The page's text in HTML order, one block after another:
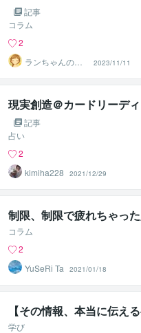
記事
コラム
2
ランちゃんのマ
マ
2023/11/11
現実創造＠カードリーデ
記事
占い
2
kimiha228
2021/12/29
制限、制限で疲れちゃっ
コラム
2
YuSeRi Ta
2021/01/18
【その情報、本当に伝える
学び